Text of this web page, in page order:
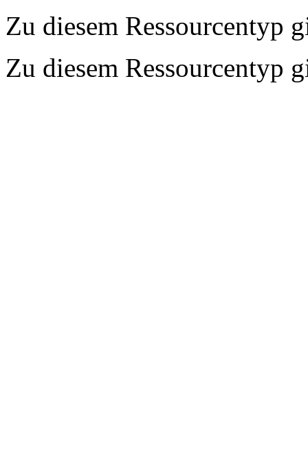
Zu diesem Ressourcentyp
Zu diesem Ressourcentyp